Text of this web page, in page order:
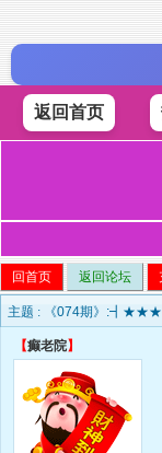
返回首页
回首页 返回论坛
主题 : 《074期》
【癫老院】